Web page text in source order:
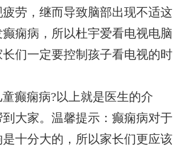
劳，继而导致脑部出现不适这
痫病，所以杜宇爱看电视电脑
们一定要控制孩子看电视的时
癫痫病?以上就是医生的介
大家。温馨提示：癫痫病对于
十分大的，所以家长们更应该